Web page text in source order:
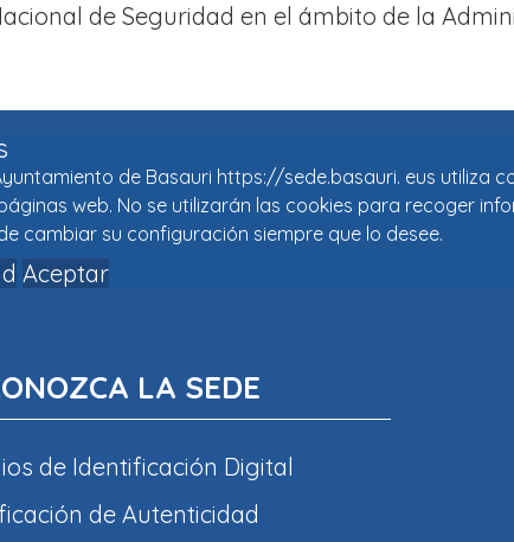
de Seguridad en el ámbito de la
de Basauri https://sede.basauri. eus
web. No se utilizarán las cookies para recoger
cambiar su configuración siempre que lo desee.
Aceptar
LA SEDE
de Identificación Digital
de Autenticidad